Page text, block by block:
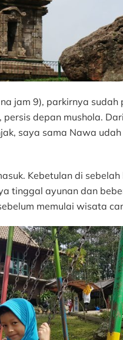
jam 9), parkirnya sudah
depan mushola.
saya sama Nawa
Kebetulan di
tinggal ayunan dan
memulai wisata